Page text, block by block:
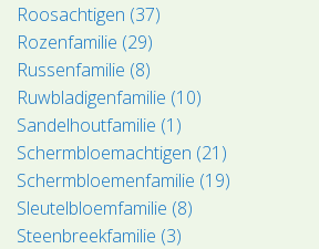
Roosachtigen (37)
Rozenfamilie (29)
Russenfamilie (8)
Ruwbladigenfamilie (10)
Sandelhoutfamilie (1)
Schermbloemachtigen (21)
Schermbloemenfamilie (19)
Sleutelbloemfamilie (8)
Steenbreekfamilie (3)